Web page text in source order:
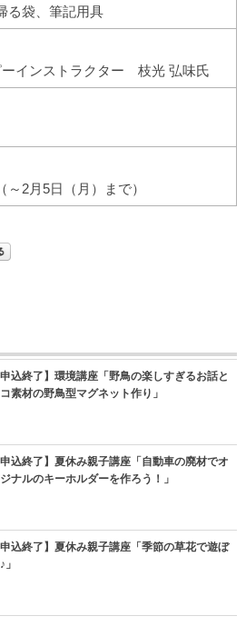
る袋、筆記用具
インストラクター 枝光 弘味氏
2月5日（月）まで）
申込終了】環境講座「野鳥の楽しすぎるお話と
素材の野鳥型マグネット作り」
申込終了】夏休み親子講座「自動車の廃材でオ
ナルのキーホルダーを作ろう！」
申込終了】夏休み親子講座「季節の草花で遊ぼ
」